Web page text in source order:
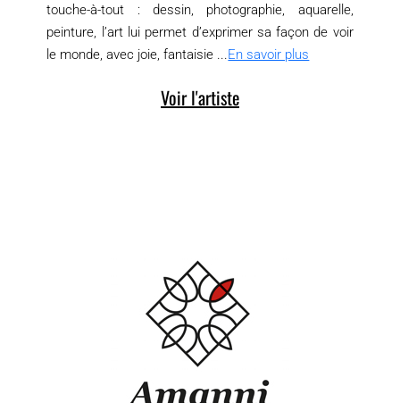
touche-à-tout : dessin, photographie, aquarelle,
peinture, l’art lui permet d’exprimer sa façon de voir
le monde, avec joie, fantaisie ...En savoir plus
Voir l'artiste